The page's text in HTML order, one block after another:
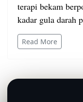
terapi bekam
kadar gula darah
Read More